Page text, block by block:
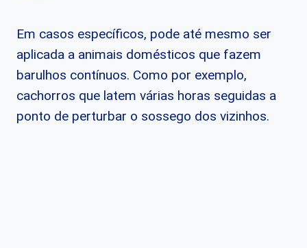
Em casos específicos, pode até mesmo ser
aplicada a animais domésticos que fazem
barulhos contínuos. Como por exemplo,
cachorros que latem várias horas seguidas a
ponto de perturbar o sossego dos vizinhos.